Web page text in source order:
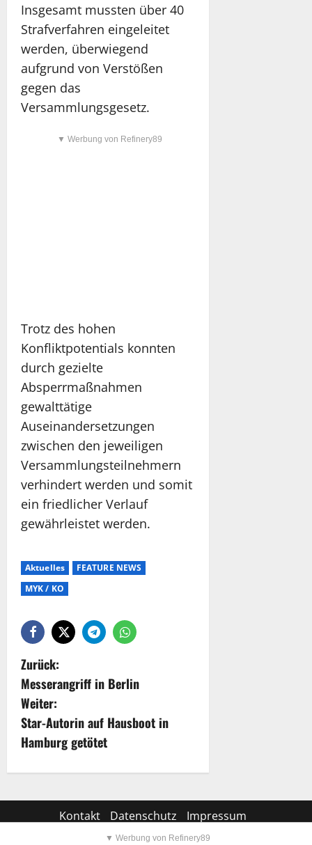
Insgesamt mussten über 40
Strafverfahren eingeleitet
werden, überwiegend
aufgrund von Verstößen
gegen das
Versammlungsgesetz.
▼ Werbung von Refinery89
Trotz des hohen
Konfliktpotentials konnten
durch gezielte
Absperrmaßnahmen
gewalttätige
Auseinandersetzungen
zwischen den jeweiligen
Versammlungsteilnehmern
verhindert werden und somit
ein friedlicher Verlauf
gewährleistet werden.
Aktuelles
FEATURE NEWS
MYK / KO
Zurück:
Messerangriff in Berlin
Weiter:
Star-Autorin auf Hausboot in
Hamburg getötet
Kontakt Datenschutz Impressum
▼ Werbung von Refinery89